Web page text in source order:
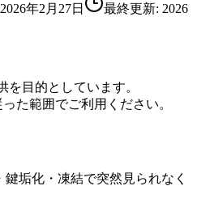
2026年2月27日 最終更新: 2026
を目的としています。
た範囲でご利用ください。
垢化・凍結で突然見られなく